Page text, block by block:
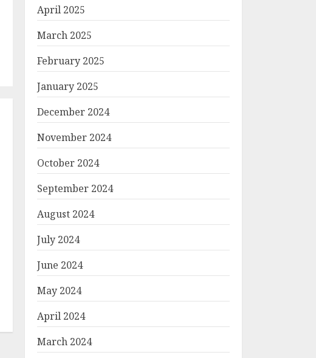
April 2025
March 2025
February 2025
January 2025
December 2024
November 2024
October 2024
September 2024
August 2024
July 2024
June 2024
May 2024
April 2024
March 2024